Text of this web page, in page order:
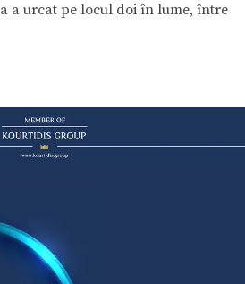
a urcat pe locul doi în lume, între